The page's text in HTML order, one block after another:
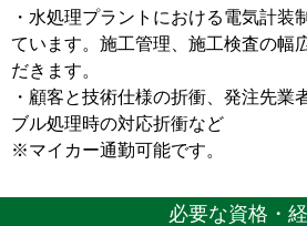
・水処理プラントにおける電気計装
ています。施工管理、施工検査の幅
だきます。
・顧客と技術仕様の折衝、発注先業
ブル処理時の対応折衝など
※マイカー通勤可能です。
必要な資格・